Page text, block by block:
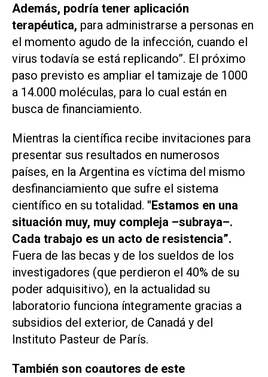
Además, podría tener aplicación
terapéutica, para administrarse a personas en
el momento agudo de la infección, cuando el
virus todavía se está replicando”. El próximo
paso previsto es ampliar el tamizaje de 1000
a 14.000 moléculas, para lo cual están en
busca de financiamiento.
Mientras la científica recibe invitaciones para
presentar sus resultados en numerosos
países, en la Argentina es víctima del mismo
desfinanciamiento que sufre el sistema
científico en su totalidad. "Estamos en una
situación muy, muy compleja –subraya–.
Cada trabajo es un acto de resistencia”.
Fuera de las becas y de los sueldos de los
investigadores (que perdieron el 40% de su
poder adquisitivo), en la actualidad su
laboratorio funciona íntegramente gracias a
subsidios del exterior, de Canadá y del
Instituto Pasteur de París.
También son coautores de este